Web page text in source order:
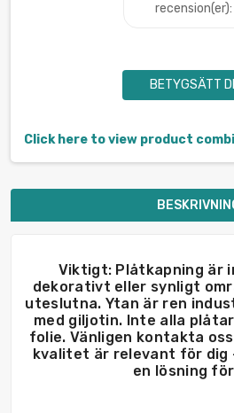
BETYGSÄTT
Click here to view product
Viktigt: Plåtkapning är
dekorativt eller synligt
uteslutna. Ytan är ren
med giljotin. Inte alla
folie. Vänligen kontakta
kvalitet är relevant för
en lösning